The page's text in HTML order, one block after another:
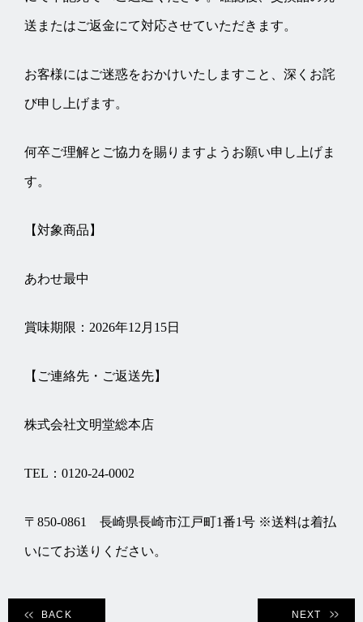
送またはご返金にて対応させていただきます。
お客様にはご迷惑をおかけいたしますこと、深くお詫
び申し上げます。
何卒ご理解とご協力を賜りますようお願い申し上げま
す。
【対象商品】
あわせ最中
賞味期限：2026年12月15日
【ご連絡先・ご返送先】
株式会社文明堂総本店
TEL：0120-24-0002
〒850-0861 長崎県長崎市江戸町1番1号 ※送料は着払
いにてお送りください。
BACK NEXT